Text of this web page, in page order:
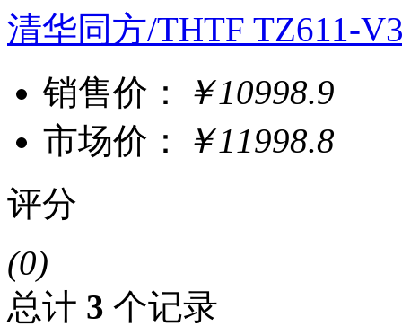
清华同方/THTF TZ611-
销售价：
￥10998.9
市场价：
￥11998.8
评分
(0)
总计 3 个记录